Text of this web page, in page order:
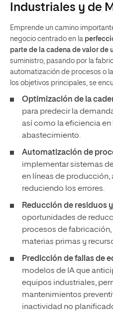
Industriales y de
Emprende un camino
negocio centrado en la
parte de la cadena de valor de
suministro, pasando por la
automatización de procesos o
los objetivos principales, se
Optimización de la
para predecir la
así como la eficiencia
abastecimiento.
Automatización de
implementar sistemas
en líneas de
reduciendo los errores.
Reducción de residuos
oportunidades de
procesos de
materias primas y
Predicción de fallas de
modelos de IA que
equipos industriales,
mantenimientos
inactividad no